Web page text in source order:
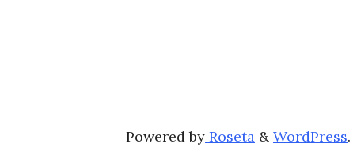
Powered by Roseta & WordPress.